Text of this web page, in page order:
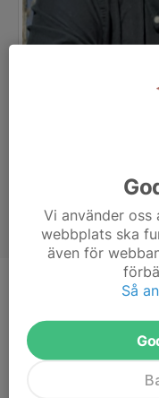
Ålder
Vi använder
webbplats ska
även för
Så